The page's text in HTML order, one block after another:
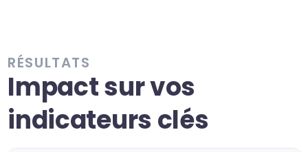
RÉSULTATS
Impact sur vos
indicateurs clés